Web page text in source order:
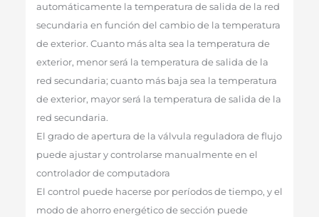
automáticamente la temperatura de salida de la red
secundaria en función del cambio de la temperatura
de exterior. Cuanto más alta sea la temperatura de
exterior, menor será la temperatura de salida de la
red secundaria; cuanto más baja sea la temperatura
de exterior, mayor será la temperatura de salida de la
red secundaria.
El grado de apertura de la válvula reguladora de flujo
puede ajustar y controlarse manualmente en el
controlador de computadora
El control puede hacerse por períodos de tiempo, y el
modo de ahorro energético de sección puede